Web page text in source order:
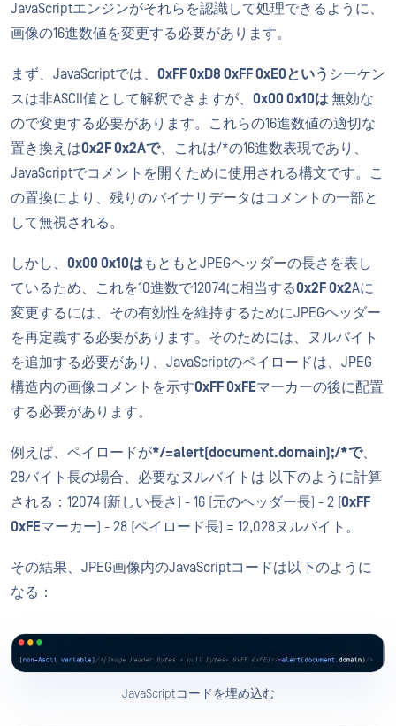
JavaScriptエンジンがそれらを認識して処理できるように、
画像の16進数値を変更する必要があります。
まず、JavaScriptでは、 0xFF 0xD8 0xFF 0xE0という シーケン
スは非ASCII値として解釈できますが、 0x00 0x10は無効な
ので変更する必要があります。これらの16進数値の適切な
置き換えは0x2F 0x2Aで、これは/*の16進数表現であり、
JavaScriptでコメントを開くために使用される構文です。こ
の置換により、残りのバイナリデータはコメントの一部と
して無視される。
しかし、 0x00 0x10はもともとJPEGヘッダーの長さを表し
ているため、これを10進数で12074に相当する0x2F 0x2Aに
変更するには、その有効性を維持するためにJPEGヘッダー
を再定義する必要があります。そのためには、ヌルバイト
を追加する必要があり、JavaScriptのペイロードは、JPEG
構造内の画像コメントを示す0xFF 0xFEマーカーの後に配置
する必要があります。
例えば、ペイロードが*/=alert(document.domain);/*で、
28バイト長の場合、必要なヌルバイトは 以下のように計算
される：12074 (新しい長さ) - 16 (元のヘッダー長) - 2 (0xFF
0xFEマーカー) - 28 (ペイロード長) = 12,028ヌルバイト。
その結果、JPEG画像内のJavaScriptコードは以下のように
なる：
JavaScriptコードを埋め込む